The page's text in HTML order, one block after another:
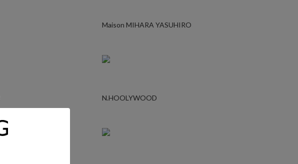
Maison MIHARA YASUHIRO
N.HOOLYWOOD